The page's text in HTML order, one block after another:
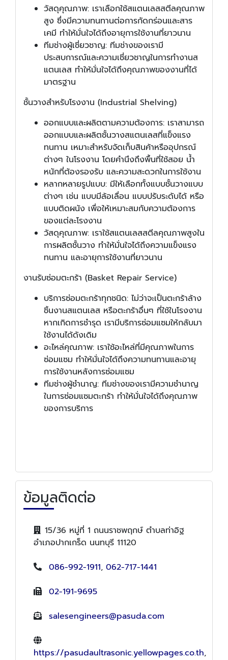
วัสดุคุณภาพ: เราเลือกใช้สแตนเลสสตีลคุณภาพ
สูง ซึ่งมีความทนทานต่อการกัดกร่อนและสาร
เคมี ทำให้มั่นใจได้ถึงอายุการใช้งานที่ยาวนาน
ทีมช่างผู้เชี่ยวชาญ: ทีมช่างของเรามี
ประสบการณ์และความเชี่ยวชาญในการทำงานส
แตนเลส ทำให้มั่นใจได้ถึงคุณภาพของงานที่ได้
มาตรฐาน
ชั้นวางสำหรับโรงงาน (Industrial Shelving)
ออกแบบและผลิตตามความต้องการ: เราสามารถ
ออกแบบและผลิตชั้นวางสแตนเลสที่แข็งแรง
ทนทาน เหมาะสำหรับจัดเก็บสินค้าหรืออุปกรณ์
ต่างๆ ในโรงงาน โดยคำนึงถึงพื้นที่ใช้สอย น้ำ
หนักที่ต้องรองรับ และความสะดวกในการใช้งาน
หลากหลายรูปแบบ: มีให้เลือกทั้งแบบชั้นวางแบบ
ต่างๆ เช่น แบบมีล้อเลื่อน แบบปรับระดับได้ หรือ
แบบติดผนัง เพื่อให้เหมาะสมกับความต้องการ
ของแต่ละโรงงาน
วัสดุคุณภาพ: เราใช้สแตนเลสสตีลคุณภาพสูงใน
การผลิตชั้นวาง ทำให้มั่นใจได้ถึงความแข็งแรง
ทนทาน และอายุการใช้งานที่ยาวนาน
งานรับซ่อมตะกร้า (Basket Repair Service)
บริการซ่อมตะกร้าทุกชนิด: ไม่ว่าจะเป็นตะกร้าล้าง
ชิ้นงานสแตนเลส หรือตะกร้าอื่นๆ ที่ใช้ในโรงงาน
หากเกิดการชำรุด เรามีบริการซ่อมแซมให้กลับมา
ใช้งานได้ดังเดิม
อะไหล่คุณภาพ: เราใช้อะไหล่ที่มีคุณภาพในการ
ซ่อมแซม ทำให้มั่นใจได้ถึงความทนทานและอายุ
การใช้งานหลังการซ่อมแซม
ทีมช่างผู้ชำนาญ: ทีมช่างของเรามีความชำนาญ
ในการซ่อมแซมตะกร้า ทำให้มั่นใจได้ถึงคุณภาพ
ของการบริการ
ข้อมูลติดต่อ
15/36 หมู่ที่ 1 ถนนราชพฤกษ์ ตำบลท่าอิฐ
อำเภอปากเกร็ด นนทบุรี 11120
086-992-1911, 062-717-1441
02-191-9695
salesengineers@pasuda.com
https://pasudaultrasonic.yellowpages.co.th,